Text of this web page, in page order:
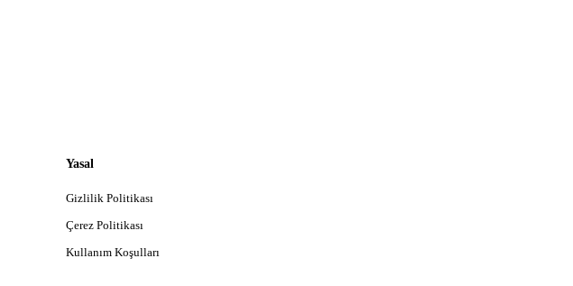
Yasal
Gizlilik Politikası
Çerez Politikası
Kullanım Koşulları